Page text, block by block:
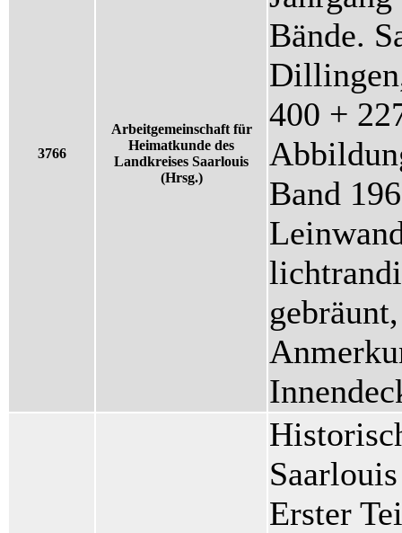
3766
Arbeitgemeinschaft für
Heimatkunde des
Landkreises Saarlouis
(Hrsg.)
Bände.
400 +
Band
Erster